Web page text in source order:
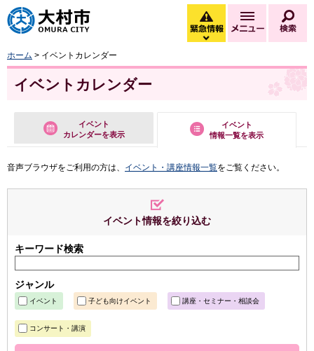
大村市
緊急情報
緊急情報を開く
メニュー
ホーム > イベントカレンダー
イベントカレンダー
イベント
カレンダーを表示
イベント
情報一覧を表示
音声ブラウザをご利用の方は、 イベント・講座情報一覧をご覧ください。
イベント情報を絞り込む
キーワード検索
ジャンル
イベント 子ども向けイベント 講座・セミナー・相談会
コンサート・講演